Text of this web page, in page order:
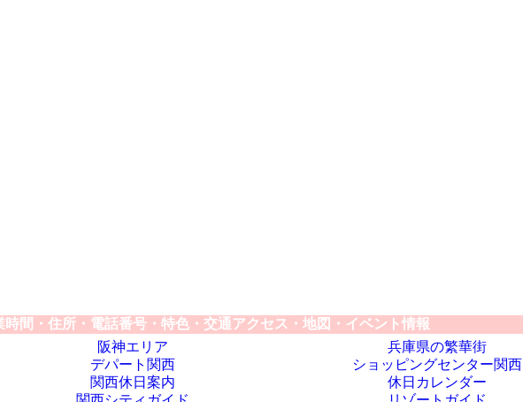
間・住所・電話番号・特色・交通アクセス・地図・イベント情報
阪神エリア 兵庫県の繁華街
デパート関西 ショッピングセンター関西
関西休日案内 休日カレンダー